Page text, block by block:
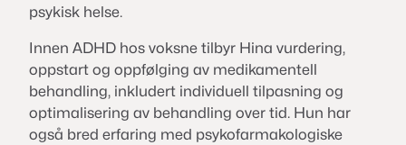
psykisk helse.
Innen ADHD hos voksne tilbyr Hina vurdering,
oppstart og oppfølging av medikamentell
behandling, inkludert individuell tilpasning og
optimalisering av behandling over tid. Hun har
også bred erfaring med psykofarmakologiske